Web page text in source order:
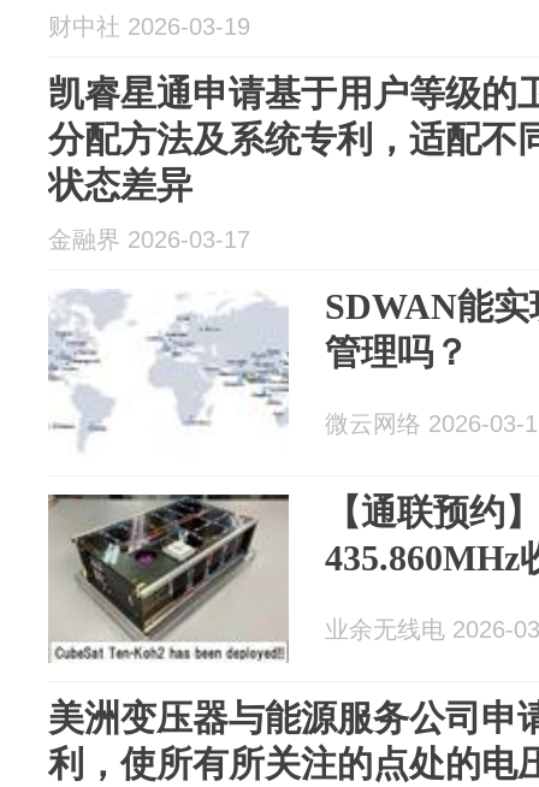
财中社 2026-03-19
凯睿星通申请基于用户等级的
分配方法及系统专利，适配不
状态差异
金融界 2026-03-17
SDWAN能
管理吗？
微云网络 2026-03-
【通联预约
435.860MHz
业余无线电 2026-
美洲变压器与能源服务公司申
利，使所有所关注的点处的电